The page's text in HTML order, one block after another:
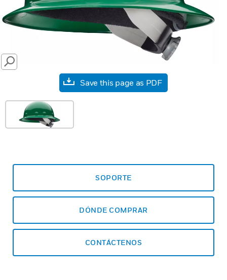
SEARCH
Save this page as PDF
SOPORTE
DÓNDE COMPRAR
CONTÁCTENOS